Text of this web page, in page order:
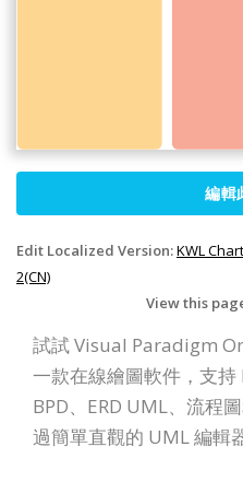
編輯
Edit Localized Version:KWL
2(CN)
View this
試試 Visual Paradigm
一款在線繪圖軟件，支
BPD、ERD UML、流程
過簡單直觀的 UML 編輯